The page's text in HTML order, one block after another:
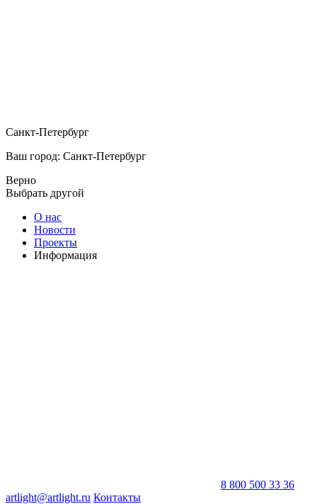
Санкт-Петербург
Ваш город: Санкт-Петербург
Верно
Выбрать другой
О нас
Новости
Проекты
Информация
8 800 500 33 36
artlight@artlight.ru Контакты